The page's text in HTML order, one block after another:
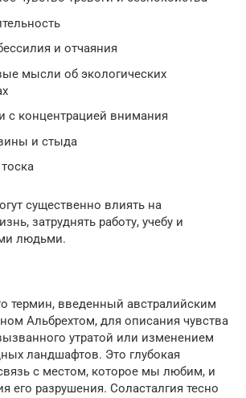
и отчаяния
мысли об экологических
с концентрацией внимания
и стыда
существенно влиять на
затруднять работу, учебу и
людьми.
термин, введенный австралийским
Альбрехтом, для описания чувства
утратой или изменением
ландшафтов. Это глубокая
с местом, которое мы любим, и
его разрушения. Соласталгия тесно